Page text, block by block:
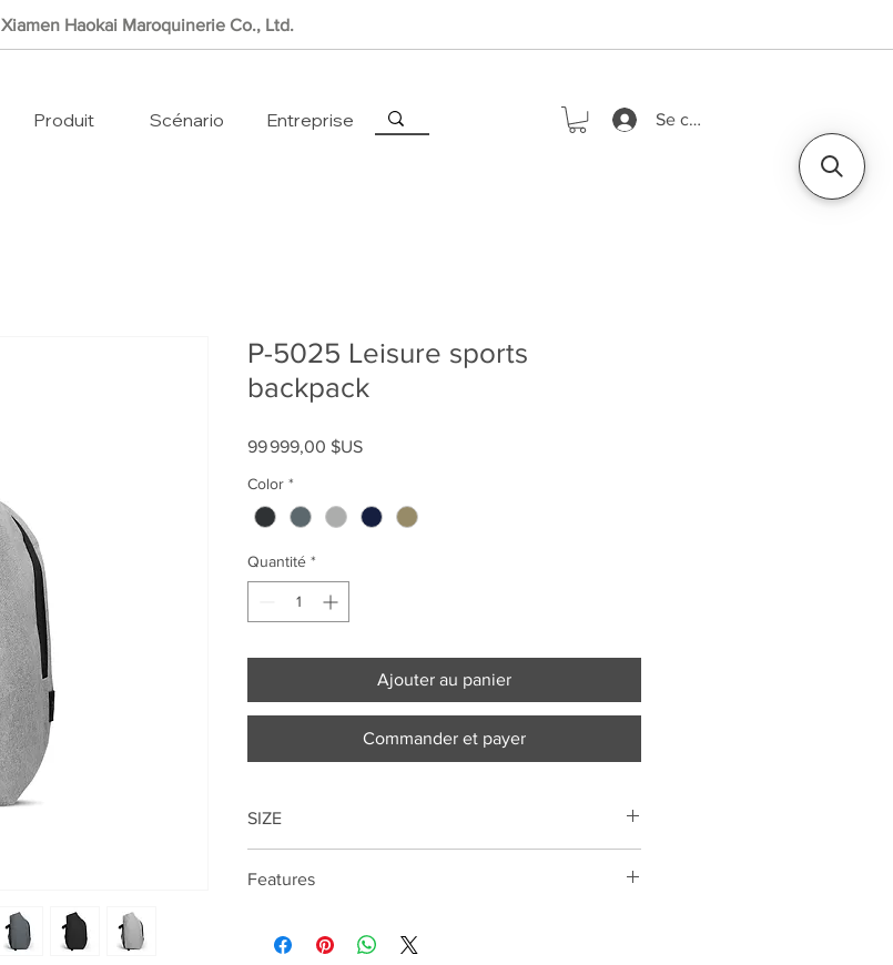
Xiamen Haokai Maroquinerie Co., Ltd.
Produit Scénario Entreprise Se connecter
P-5025 Leisure sports
backpack
99 999,00 $USPrix
Color *
Quantité *
Ajouter au panier
Commander et payer
SIZE
Features